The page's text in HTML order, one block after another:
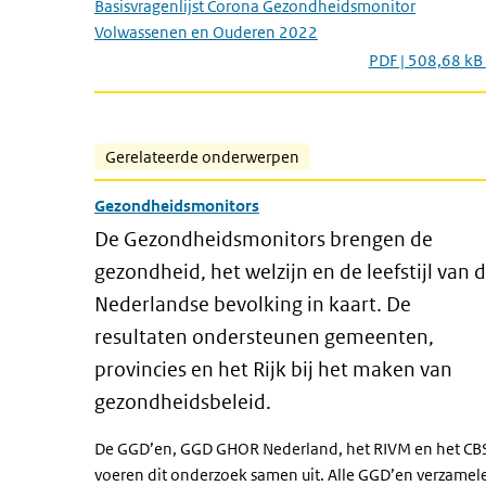
Basisvragenlijst Corona Gezondheidsmonitor
Volwassenen en Ouderen 2022
PDF | 508,68 kB
Gerelateerde onderwerpen
Gezondheidsmonitors
De Gezondheidsmonitors brengen de
gezondheid, het welzijn en de leefstijl van
Nederlandse bevolking in kaart. De
resultaten ondersteunen gemeenten,
provincies en het Rijk bij het maken van
gezondheidsbeleid.
De GGD’en, GGD GHOR Nederland, het RIVM en het
voeren dit onderzoek samen uit. Alle GGD’en